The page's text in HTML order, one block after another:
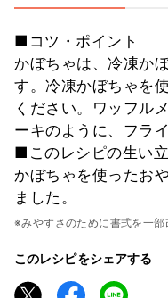
■コツ・ポイント
かぼちゃは、冷凍か
す。冷凍かぼちゃを
ください。ワッフル
ーキのように、フラ
■このレシピの生い
かぼちゃを使ったお
ました。
※みやすさのために書式を一部
このレシピをシェアする